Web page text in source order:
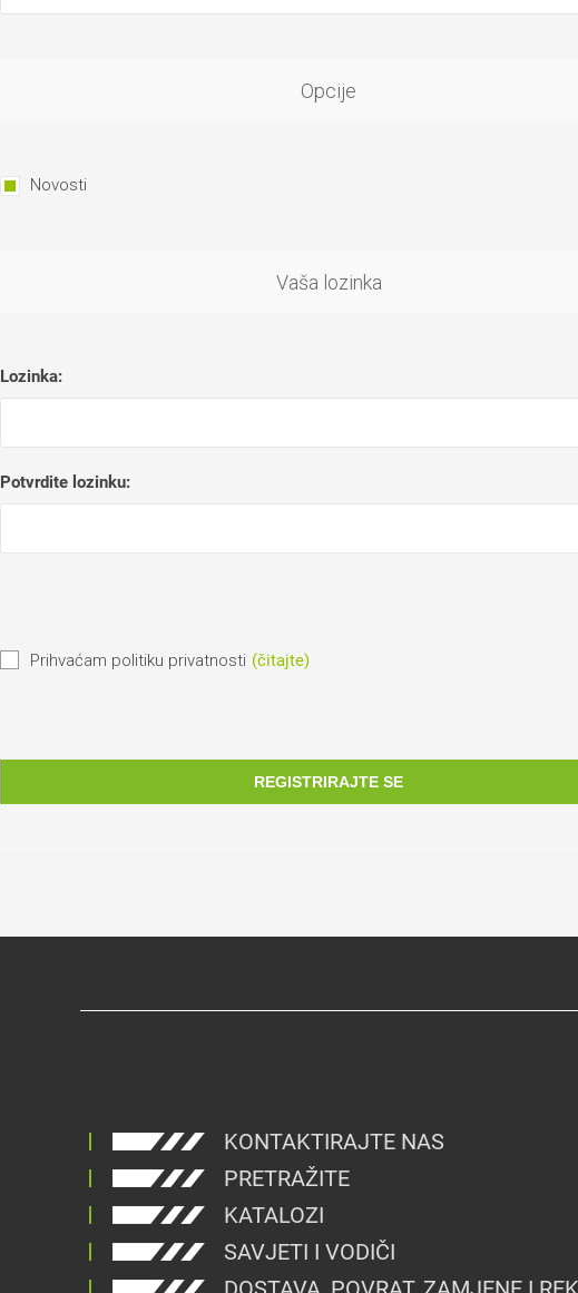
Opcije
Novosti
Vaša lozinka
Lozinka:
Potvrdite lozinku:
Prihvaćam politiku privatnosti (čitajte)
REGISTRIRAJTE SE
KONTAKTIRAJTE NAS
PRETRAŽITE
KATALOZI
SAVJETI I VODIČI